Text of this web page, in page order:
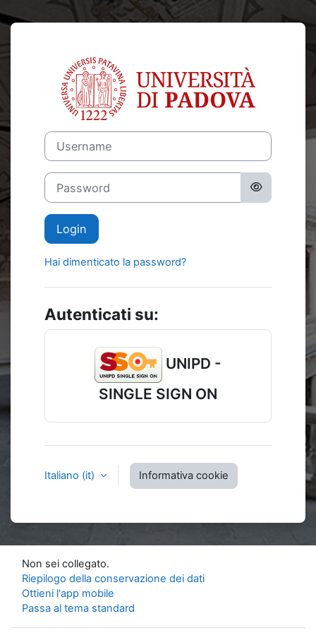
Vai al contenuto principale
Login su
Username
Password
Login
Hai dimenticato la password?
Autenticati su:
UNIPD -
SINGLE SIGN ON
Italiano ‎(it)‎ Informativa cookie
Non sei collegato.
Riepilogo della conservazione dei dati
Ottieni l'app mobile
Passa al tema standard